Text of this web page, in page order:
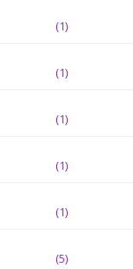
(1)
(1)
(1)
(1)
(1)
(5)